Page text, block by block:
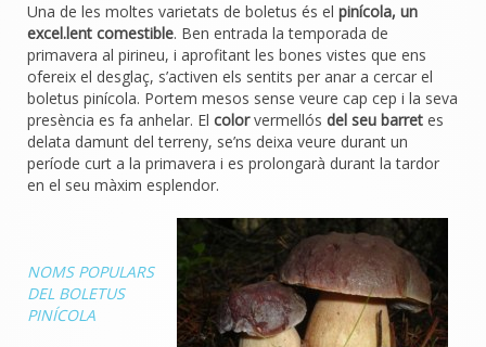
Una de les moltes varietats de boletus és el pinícola, un
excel.lent comestible. Ben entrada la temporada de
primavera al pirineu, i aprofitant les bones vistes que ens
ofereix el desglaç, s’activen els sentits per anar a cercar el
boletus pinícola. Portem mesos sense veure cap cep i la seva
presència es fa anhelar. El colorvermellós del seu barret es
delata damunt del terreny, se’ns deixa veure durant un
període curt a la primavera i es prolongarà durant la tardor
en el seu màxim esplendor.
NOMS POPULARS
DEL BOLETUS
PINÍCOLA